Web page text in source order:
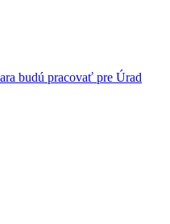
budú pracovať pre Úrad